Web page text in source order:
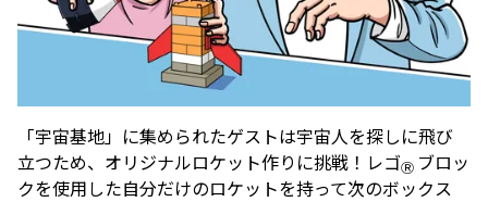
「宇宙基地」に集められたゲストは宇宙人を探しに飛び
立つため、オリジナルロケット作りに挑戦！レゴⓇ ブロッ
クを使用した自分だけのロケットを持って次のボックス